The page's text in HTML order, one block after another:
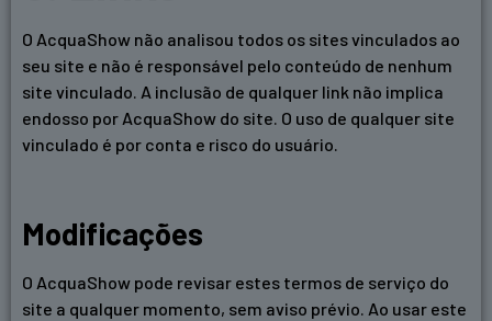
O AcquaShow não analisou todos os sites vinculados ao
seu site e não é responsável pelo conteúdo de nenhum
site vinculado. A inclusão de qualquer link não implica
endosso por AcquaShow do site. O uso de qualquer site
vinculado é por conta e risco do usuário.
Modificações
O AcquaShow pode revisar estes termos de serviço do
site a qualquer momento, sem aviso prévio. Ao usar este